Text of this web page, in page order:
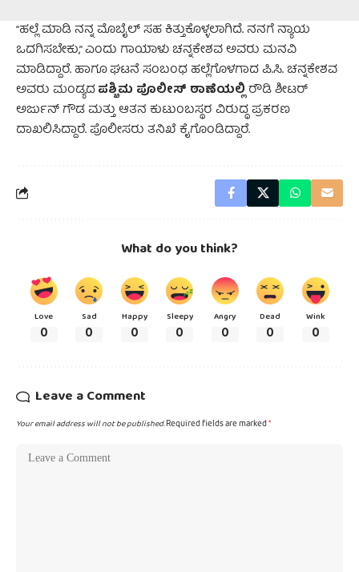
“ಹಲ್ಲೆ ಮಾಡಿ ನನ್ನ ಮೊಬೈಲ್ ಸಹ ಕಿತ್ತುಕೊಳ್ಳಲಾಗಿದೆ. ನನಗೆ ನ್ಯಾಯ
ಒದಗಿಸಬೇಕು,” ಎಂದು ಗಾಯಾಳು ಚನ್ನಕೇಶವ ಅವರು ಮನವಿ
ಮಾಡಿದ್ದಾರೆ. ಹಾಗೂ ಘಟನೆ ಸಂಬಂಧ ಹಲ್ಲೆಗೊಳಗಾದ ಪಿ.ಸಿ. ಚನ್ನಕೇಶವ
ಅವರು ಮಂಡ್ಯದಪಶ್ಚಿಮ ಪೊಲೀಸ್ ಠಾಣೆಯಲ್ಲಿರೌಡಿ ಶೀಟರ್
ಅರ್ಜುನ್ ಗೌಡ ಮತ್ತು ಆತನ ಕುಟುಂಬಸ್ಥರ ವಿರುದ್ಧ ಪ್ರಕರಣ
ದಾಖಲಿಸಿದ್ದಾರೆ. ಪೊಲೀಸರು ತನಿಖೆ ಕೈಗೊಂಡಿದ್ದಾರೆ.
What do you think?
Love
0
Sad
0
Happy
0
Sleepy
0
Angry
0
Dead
0
Wink
0
Leave a Comment
Your email address will not be published.Required fields are marked*